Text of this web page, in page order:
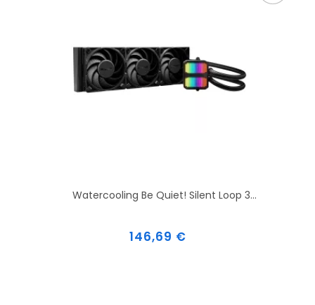
Watercooling Be Quiet! Silent Loop 3...
Prix
146,69 €